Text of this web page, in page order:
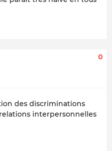
0
des discriminations
interpersonnelles